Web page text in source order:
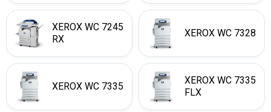
XEROX WC 7245
RX
XEROX WC 7328
XEROX WC 7335
XEROX WC 7335
FLX